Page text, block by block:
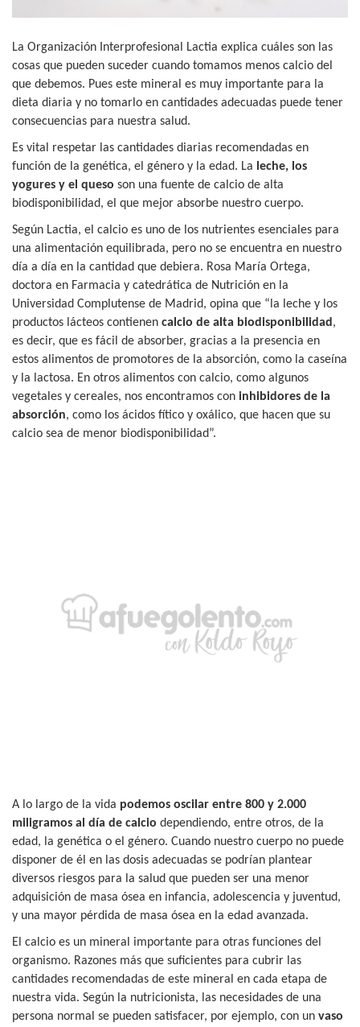
La Organización Interprofesional Lactia explica cuáles son las
cosas que pueden suceder cuando tomamos menos calcio del
que debemos. Pues este mineral es muy importante para la
dieta diaria y no tomarlo en cantidades adecuadas puede tener
consecuencias para nuestra salud.
Es vital respetar las cantidades diarias recomendadas en
función de la genética, el género y la edad. La leche, los
yogures y el queso son una fuente de calcio de alta
biodisponibilidad, el que mejor absorbe nuestro cuerpo.
Según Lactia, el calcio es uno de los nutrientes esenciales para
una alimentación equilibrada, pero no se encuentra en nuestro
día a día en la cantidad que debiera. Rosa María Ortega,
doctora en Farmacia y catedrática de Nutrición en la
Universidad Complutense de Madrid, opina que “la leche y los
productos lácteos contienen calcio de alta biodisponibilidad ,
es decir, que es fácil de absorber, gracias a la presencia en
estos alimentos de promotores de la absorción, como la caseína
y la lactosa. En otros alimentos con calcio, como algunos
vegetales y cereales, nos encontramos con inhibidores de la
absorción, como los ácidos fítico y oxálico, que hacen que su
calcio sea de menor biodisponibilidad”.
A lo largo de la vida podemos oscilar entre 800 y 2.000
miligramos al día de calcio dependiendo, entre otros, de la
edad, la genética o el género. Cuando nuestro cuerpo no puede
disponer de él en las dosis adecuadas se podrían plantear
diversos riesgos para la salud que pueden ser una menor
adquisición de masa ósea en infancia, adolescencia y juventud,
y una mayor pérdida de masa ósea en la edad avanzada.
El calcio es un mineral importante para otras funciones del
organismo. Razones más que suficientes para cubrir las
cantidades recomendadas de este mineral en cada etapa de
nuestra vida. Según la nutricionista, las necesidades de una
persona normal se pueden satisfacer, por ejemplo, con un vaso